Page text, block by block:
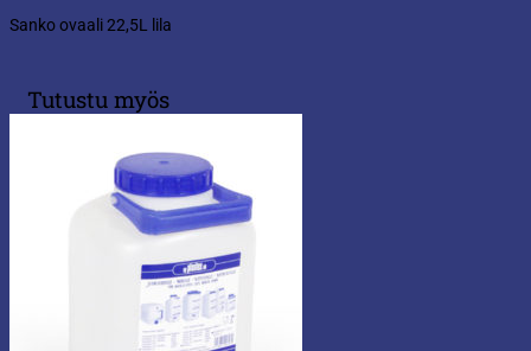
Sanko ovaali 22,5L lila
Tutustu myös